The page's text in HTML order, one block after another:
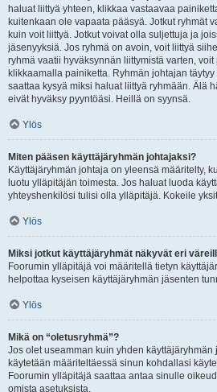
haluat liittyä yhteen, klikkaa vastaavaa
kuitenkaan ole vapaata pääsyä. Jotkut ryhmät
kuin voit liittyä. Jotkut voivat olla suljettuja ja
jäsenyyksiä. Jos ryhmä on avoin, voit liittyä
ryhmä vaatii hyväksynnän liittymistä varten,
klikkaamalla painiketta. Ryhmän johtajan
saattaa kysyä miksi haluat liittyä ryhmään. Älä
eivät hyväksy pyyntöäsi. Heillä on syynsä.
Ylös
Miten pääsen käyttäjäryhmän johtajaksi?
Käyttäjäryhmän johtaja on yleensä määritelty,
luotu ylläpitäjän toimesta. Jos haluat luoda
yhteyshenkilösi tulisi olla ylläpitäjä. Kokeile
Ylös
Miksi jotkut käyttäjäryhmät näkyvät eri
Foorumin ylläpitäjä voi määritellä tietyn
helpottaa kyseisen käyttäjäryhmän jäsenten
Ylös
Mikä on “oletusryhmä”?
Jos olet useamman kuin yhden käyttäjäryhmän
käytetään määriteltäessä sinun kohdallasi
Foorumin ylläpitäjä saattaa antaa sinulle
omista asetuksista.